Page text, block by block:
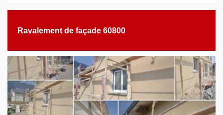
Ravalement de façade 60800